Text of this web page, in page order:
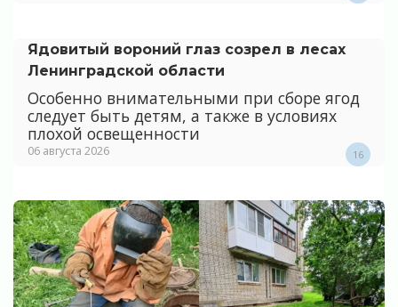
Ядовитый вороний глаз созрел в лесах
Ленинградской области
Особенно внимательными при сборе ягод
следует быть детям, а также в условиях
плохой освещенности
06 августа 2026 16